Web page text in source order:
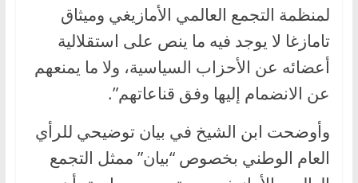
لمنظمة التجمع العالمي الأمازيغي وميثاق
تامازغا لا يوجد فيه ما ينص على استقلالية
أعضائه عن الأحزاب السياسية، ولا ما يمنعهم
عن الانضمام إليها وفق قناعاتهم”.
وأوضحت ابن الشيخ في بيان توضيحي للرأي
العام الوطني بخصوص “بيان” ممثل التجمع